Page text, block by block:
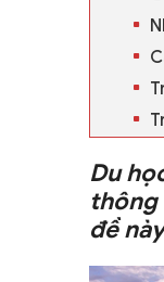
Du
thông
đề